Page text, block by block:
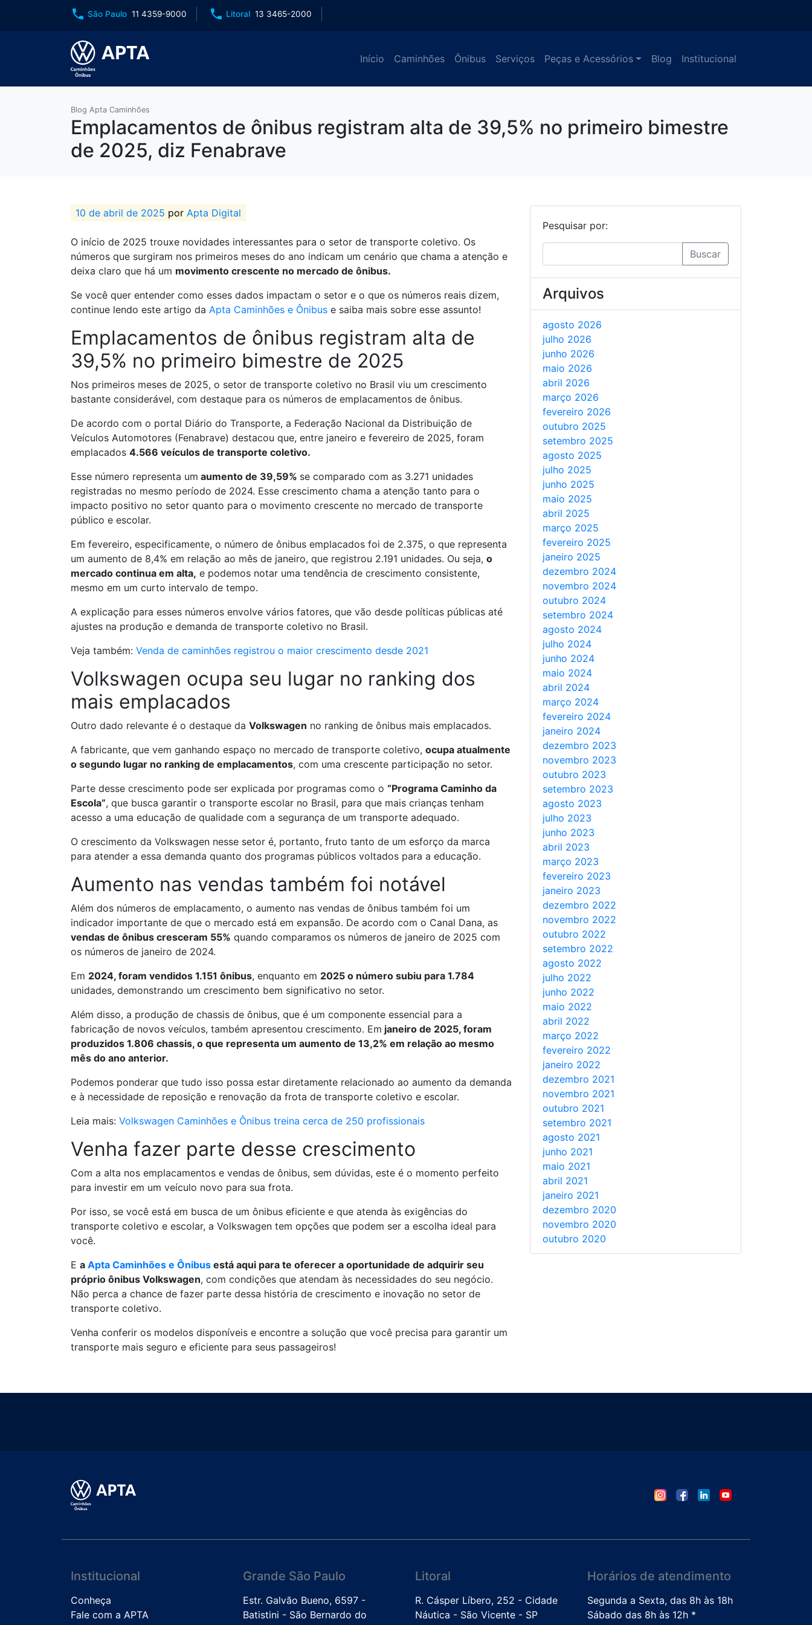
phone São Paulo 11 4359-9000 phone Litoral 13 3465-2000
Início Caminhões Ônibus Serviços Peças e Acessórios Blog Institucional
Blog Apta Caminhões
Emplacamentos de ônibus registram alta de 39,5% no primeiro bimestre
de 2025, diz Fenabrave
10 de abril de 2025 por Apta Digital
O início de 2025 trouxe novidades interessantes para o setor de transporte coletivo. Os
números que surgiram nos primeiros meses do ano indicam um cenário que chama a atenção e
deixa claro que há um movimento crescente no mercado de ônibus.
Se você quer entender como esses dados impactam o setor e o que os números reais dizem,
continue lendo este artigo da Apta Caminhões e Ônibus e saiba mais sobre esse assunto!
Emplacamentos de ônibus registram alta de
39,5% no primeiro bimestre de 2025
Nos primeiros meses de 2025, o setor de transporte coletivo no Brasil viu um crescimento
bastante considerável, com destaque para os números de emplacamentos de ônibus.
De acordo com o portal Diário do Transporte, a Federação Nacional da Distribuição de
Veículos Automotores (Fenabrave) destacou que, entre janeiro e fevereiro de 2025, foram
emplacados 4.566 veículos de transporte coletivo.
Esse número representa um aumento de 39,59% se comparado com as 3.271 unidades
registradas no mesmo período de 2024. Esse crescimento chama a atenção tanto para o
impacto positivo no setor quanto para o movimento crescente no mercado de transporte
público e escolar.
Em fevereiro, especificamente, o número de ônibus emplacados foi de 2.375, o que representa
um aumento de 8,4% em relação ao mês de janeiro, que registrou 2.191 unidades. Ou seja, o
mercado continua em alta, e podemos notar uma tendência de crescimento consistente,
mesmo em um curto intervalo de tempo.
A explicação para esses números envolve vários fatores, que vão desde políticas públicas até
ajustes na produção e demanda de transporte coletivo no Brasil.
Veja também: Venda de caminhões registrou o maior crescimento desde 2021
Volkswagen ocupa seu lugar no ranking dos
mais emplacados
Outro dado relevante é o destaque da Volkswagen no ranking de ônibus mais emplacados.
A fabricante, que vem ganhando espaço no mercado de transporte coletivo, ocupa atualmente
o segundo lugar no ranking de emplacamentos, com uma crescente participação no setor.
Parte desse crescimento pode ser explicada por programas como o “Programa Caminho da
Escola”, que busca garantir o transporte escolar no Brasil, para que mais crianças tenham
acesso a uma educação de qualidade com a segurança de um transporte adequado.
O crescimento da Volkswagen nesse setor é, portanto, fruto tanto de um esforço da marca
para atender a essa demanda quanto dos programas públicos voltados para a educação.
Aumento nas vendas também foi notável
Além dos números de emplacamento, o aumento nas vendas de ônibus também foi um
indicador importante de que o mercado está em expansão. De acordo com o Canal Dana, as
vendas de ônibus cresceram 55% quando comparamos os números de janeiro de 2025 com
os números de janeiro de 2024.
Em 2024, foram vendidos 1.151 ônibus, enquanto em 2025 o número subiu para 1.784
unidades, demonstrando um crescimento bem significativo no setor.
Além disso, a produção de chassis de ônibus, que é um componente essencial para a
fabricação de novos veículos, também apresentou crescimento. Em janeiro de 2025, foram
produzidos 1.806 chassis, o que representa um aumento de 13,2% em relação ao mesmo
mês do ano anterior.
Podemos ponderar que tudo isso possa estar diretamente relacionado ao aumento da demanda
e à necessidade de reposição e renovação da frota de transporte coletivo e escolar.
Leia mais: Volkswagen Caminhões e Ônibus treina cerca de 250 profissionais
Venha fazer parte desse crescimento
Com a alta nos emplacamentos e vendas de ônibus, sem dúvidas, este é o momento perfeito
para investir em um veículo novo para sua frota.
Por isso, se você está em busca de um ônibus eficiente e que atenda às exigências do
transporte coletivo e escolar, a Volkswagen tem opções que podem ser a escolha ideal para
você.
E a Apta Caminhões e Ônibus está aqui para te oferecer a oportunidade de adquirir seu
próprio ônibus Volkswagen, com condições que atendam às necessidades do seu negócio.
Não perca a chance de fazer parte dessa história de crescimento e inovação no setor de
transporte coletivo.
Venha conferir os modelos disponíveis e encontre a solução que você precisa para garantir um
transporte mais seguro e eficiente para seus passageiros!
Pesquisar por:
Buscar
Arquivos
agosto 2026
julho 2026
junho 2026
maio 2026
abril 2026
março 2026
fevereiro 2026
outubro 2025
setembro 2025
agosto 2025
julho 2025
junho 2025
maio 2025
abril 2025
março 2025
fevereiro 2025
janeiro 2025
dezembro 2024
novembro 2024
outubro 2024
setembro 2024
agosto 2024
julho 2024
junho 2024
maio 2024
abril 2024
março 2024
fevereiro 2024
janeiro 2024
dezembro 2023
novembro 2023
outubro 2023
setembro 2023
agosto 2023
julho 2023
junho 2023
abril 2023
março 2023
fevereiro 2023
janeiro 2023
dezembro 2022
novembro 2022
outubro 2022
setembro 2022
agosto 2022
julho 2022
junho 2022
maio 2022
abril 2022
março 2022
fevereiro 2022
janeiro 2022
dezembro 2021
novembro 2021
outubro 2021
setembro 2021
agosto 2021
junho 2021
maio 2021
abril 2021
janeiro 2021
dezembro 2020
novembro 2020
outubro 2020
Institucional
Conheça
Fale com a APTA
Grande São Paulo
Estr. Galvão Bueno, 6597 -
Batistini - São Bernardo do
Litoral
R. Cásper Líbero, 252 - Cidade
Náutica - São Vicente - SP
Horários de atendimento
Segunda a Sexta, das 8h às 18h
Sábado das 8h às 12h *